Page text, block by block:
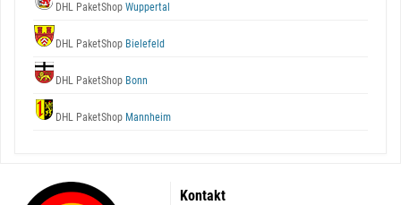
DHL PaketShop Wuppertal
DHL PaketShop Bielefeld
DHL PaketShop Bonn
DHL PaketShop Mannheim
Kontakt